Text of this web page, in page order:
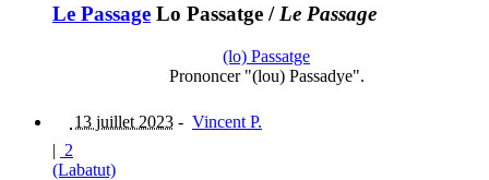
Le Passage Lo Passatge / Le Passage
(lo) Passatge
Prononcer "(lou) Passadye".
13 juillet 2023 - Vincent P.
| 2
(Labatut)